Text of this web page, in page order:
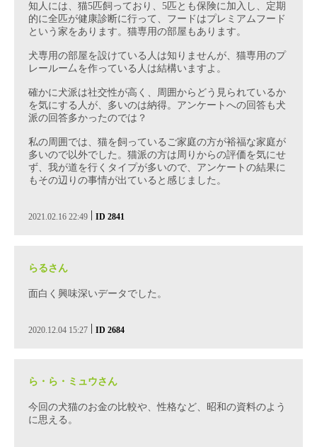
知人には、猫5匹飼っており、5匹とも保険に加入し、定期
的に全匹が健康診断に行って、フードはプレミアムフード
という家をあります。猫専用の部屋もあります。
犬専用の部屋を設けている人は知りませんが、猫専用のプ
レールー厶を作っている人は結構いますよ。
確かに犬派は社交性が高く、周囲からどう見られているか
を気にする人が、多いのは納得。アンケートへの回答も犬
派の回答多かったのでは？
私の周囲では、猫を飼っているご家庭の方が裕福な家庭が
多いので以外でした。猫派の方は周りからの評価を気にせ
ず、我が道を行くタイプが多いので、アンケートの結果に
もその辺りの事情が出ていると感じました。
2021.02.16 22:49 | ID 2841
らるさん
面白く興味深いデータでした。
2020.12.04 15:27 | ID 2684
ら・ら・ミュウさん
今回の犬猫のお金の比較や、性格など、昭和の資料のよう
に思える。